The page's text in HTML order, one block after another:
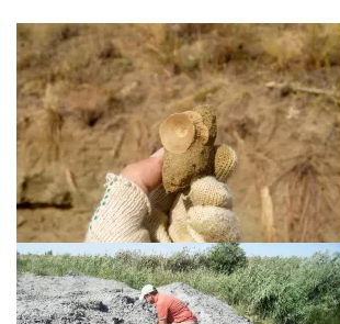
НАШИ НАХОДКИ
ПОЗДРАВЛЕНИЯ
КОНТАКТЫ
ДОКУМЕНТЫ
ВЕРСИЯ ДЛЯ СЛАБОВИДЯЩИХ